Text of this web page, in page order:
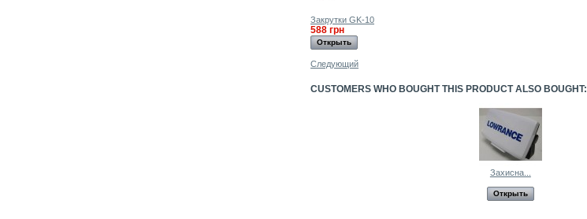
Закрутки GK-10
588 грн
Открыть
Следующий
CUSTOMERS WHO BOUGHT THIS PRODUCT ALSO BOUGHT:
Захисна...
Открыть